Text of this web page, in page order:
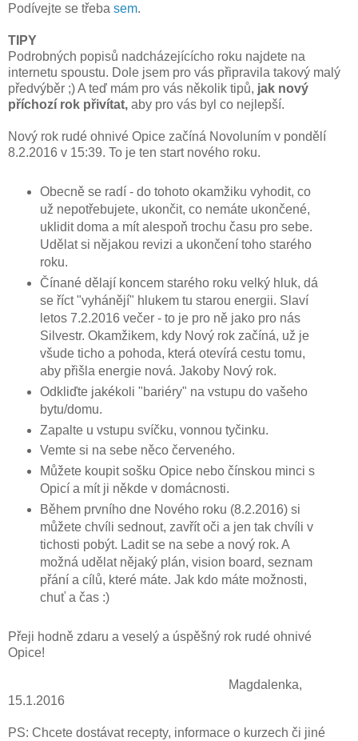
Podívejte se třeba sem.
TIPY
Podrobných popisů nadcházejícícho roku najdete na
internetu spoustu. Dole jsem pro vás připravila takový malý
předvýběr ;) A teď mám pro vás několik tipů, jak nový
příchozí rok přivítat, aby pro vás byl co nejlepší.
Nový rok rudé ohnivé Opice začíná Novoluním v pondělí
8.2.2016 v 15:39. To je ten start nového roku.
Obecně se radí - do tohoto okamžiku vyhodit, co
už nepotřebujete, ukončit, co nemáte ukončené,
uklidit doma a mít alespoň trochu času pro sebe.
Udělat si nějakou revizi a ukončení toho starého
roku.
Čínané dělají koncem starého roku velký hluk, dá
se říct "vyhánějí" hlukem tu starou energii. Slaví
letos 7.2.2016 večer - to je pro ně jako pro nás
Silvestr. Okamžikem, kdy Nový rok začíná, už je
všude ticho a pohoda, která otevírá cestu tomu,
aby přišla energie nová. Jakoby Nový rok.
Odkliďte jakékoli "bariéry" na vstupu do vašeho
bytu/domu.
Zapalte u vstupu svíčku, vonnou tyčinku.
Vemte si na sebe něco červeného.
Můžete koupit sošku Opice nebo čínskou minci s
Opicí a mít ji někde v domácnosti.
Během prvního dne Nového roku (8.2.2016) si
můžete chvíli sednout, zavřít oči a jen tak chvíli v
tichosti pobýt. Ladit se na sebe a nový rok. A
možná udělat nějaký plán, vision board, seznam
přání a cílů, které máte. Jak kdo máte možnosti,
chuť a čas :)
Přeji hodně zdaru a veselý a úspěšný rok rudé ohnivé
Opice!
Magdalenka,
15.1.2016
PS: Chcete dostávat recepty, informace o kurzech či jiné